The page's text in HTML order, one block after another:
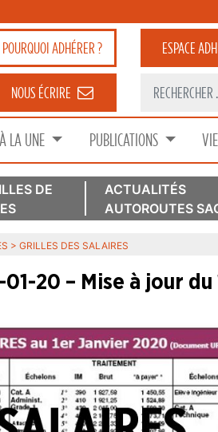
POURQUOIADHÉRER ? ESPACE
NOUS ÉCRIRE
LA UNE PUBLICATIONS
DE
ACTUALITÉS
AUTOROUTES
> GRILLES DES SALAIRES
20 – Mise à jour